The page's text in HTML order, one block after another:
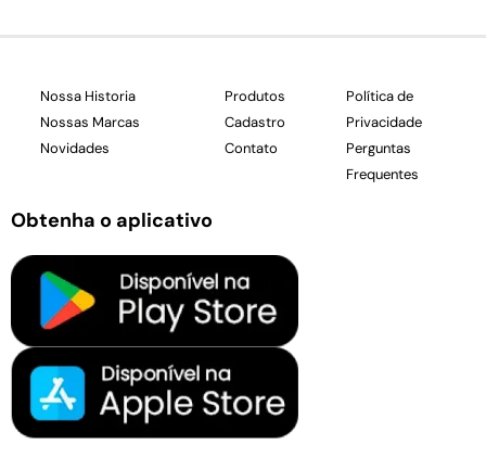
Nossa Historia
Nossas Marcas
Novidades
Produtos
Cadastro
Contato
Política de
Privacidade
Perguntas
Frequentes
Obtenha o aplicativo